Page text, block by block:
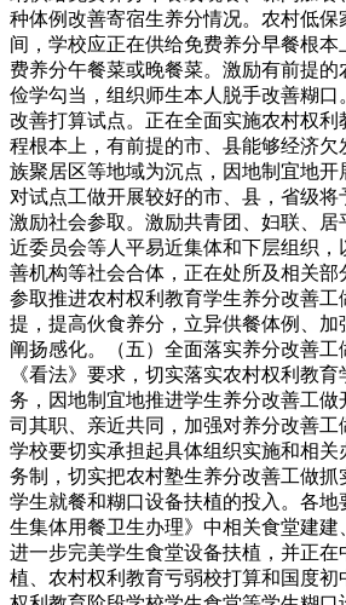
种体例改善寄宿生养分情况。农村低保
间，学校应正在供给免费养分早餐根本
费养分午餐菜或晚餐菜。激励有前提
俭学勾当，组织师生本人脱手改善糊口
改善打算试点。正在全面实施农村权利
程根本上，有前提的市、县能够经济欠
族聚居区等地域为沉点，因地制宜地开
对试点工做开展较好的市、县，省级将
激励社会参取。激励共青团、妇联、居
近委员会等人平易近集体和下层组织
善机构等社会合体，正在处所及相关部
参取推进农村权利教育学生养分改善工
提，提高伙食养分，立异供餐体例、加
阐扬感化。（五）全面落实养分改善
《看法》要求，切实落实农村权利教
务，因地制宜地推进学生养分改善工做
司其职、亲近共同，加强对养分改善工
学校要切实承担起具体组织实施和相关
务制，切实把农村塾生养分改善工做
学生就餐和糊口设备扶植的投入。各地
生集体用餐卫生办理》中相关食堂建建
进一步完美学生食堂设备扶植，并正在
植、农村权利教育亏弱校打算和国度